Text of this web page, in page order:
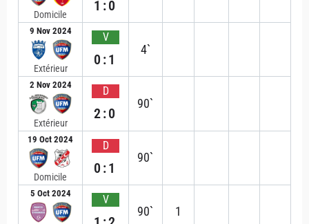
Domicile
1:0
9 Nov 2024
Extérieur
V
0:1
4`
2 Nov 2024
Extérieur
D
2:0
90`
19 Oct 2024
Domicile
D
0:1
90`
5 Oct 2024 V
90` 1